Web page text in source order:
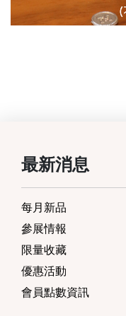
最新消息
每月新品
參展情報
限量收藏
優惠活動
會員點數資訊